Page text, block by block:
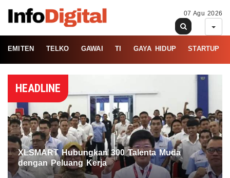
07 Agu 2026
EMITEN TELKO GAWAI TI GAYA HIDUP STARTUP
HEADLINE
XLSMART Hubungkan 300 Talenta Muda
dengan Peluang Kerja